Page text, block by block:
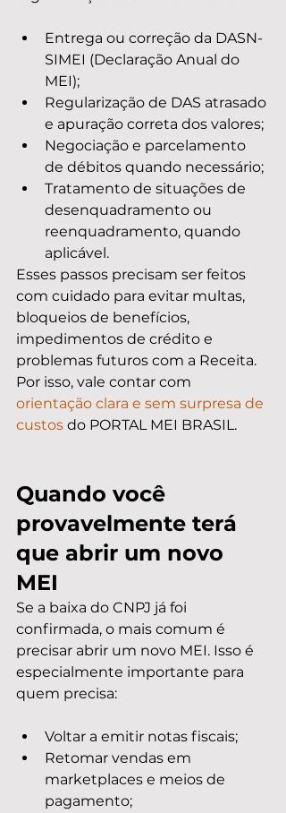
Entrega ou correção da DASN-
SIMEI (Declaração Anual do
MEI);
Regularização de DAS atrasado
e apuração correta dos valores;
Negociação e parcelamento
de débitos quando necessário;
Tratamento de situações de
desenquadramento ou
reenquadramento, quando
aplicável.
Esses passos precisam ser feitos
com cuidado para evitar multas,
bloqueios de benefícios,
impedimentos de crédito e
problemas futuros com a Receita.
Por isso, vale contar com
orientação clara e sem surpresa de
custos do PORTAL MEI BRASIL.
Quando você
provavelmente terá
que abrir um novo
MEI
Se a baixa do CNPJ já foi
confirmada, o mais comum é
precisar abrir um novo MEI. Isso é
especialmente importante para
quem precisa:
Voltar a emitir notas fiscais;
Retomar vendas em
marketplaces e meios de
pagamento;